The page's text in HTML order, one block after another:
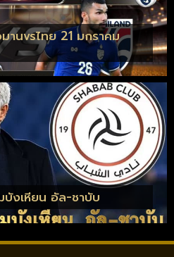
านvsไทย 21 มกราคม
บังเหียน อัล-ชาบับ